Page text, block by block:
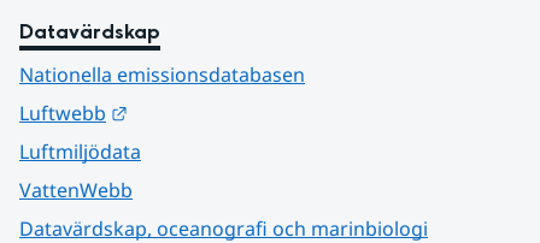
Datavärdskap
Nationella emissionsdatabasen
Luftwebb
Luftmiljödata
VattenWebb
Datavärdskap, oceanografi och marinbiologi